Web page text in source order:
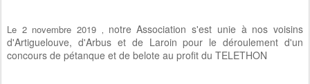
Le 2 novembre 2019 , notre Association s'est unie à nos voisins
d'Artiguelouve, d'Arbus et de Laroin pour le déroulement d'un
concours de pétanque et de belote au profit du TELETHON